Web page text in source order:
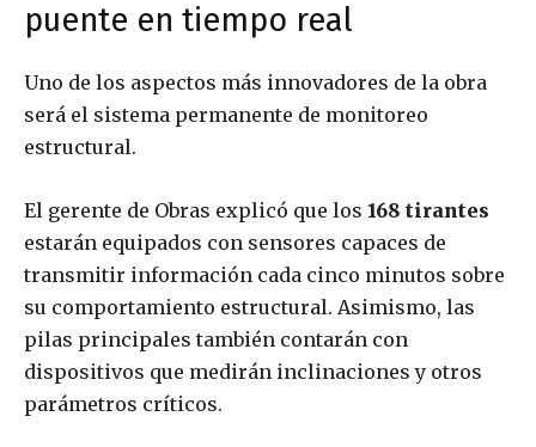
puente en tiempo real
Uno de los aspectos más innovadores de la obra
será el sistema permanente de monitoreo
estructural.
El gerente de Obras explicó que los 168 tirantes
estarán equipados con sensores capaces de
transmitir información cada cinco minutos sobre
su comportamiento estructural. Asimismo, las
pilas principales también contarán con
dispositivos que medirán inclinaciones y otros
parámetros críticos.